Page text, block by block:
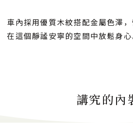
車內採用優質木紋搭配金屬色澤，
在這個靜謐安寧的空間中放鬆身心
講究的內